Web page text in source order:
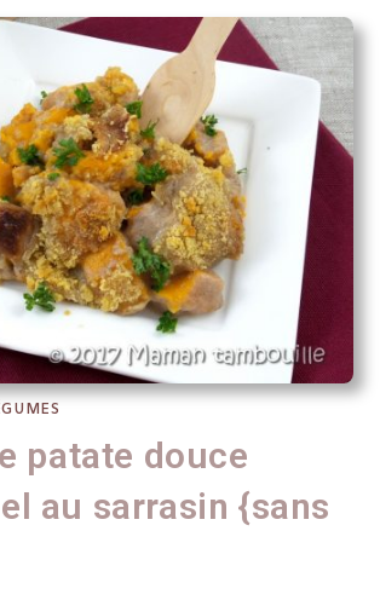
patate douce
au sarrasin {sans